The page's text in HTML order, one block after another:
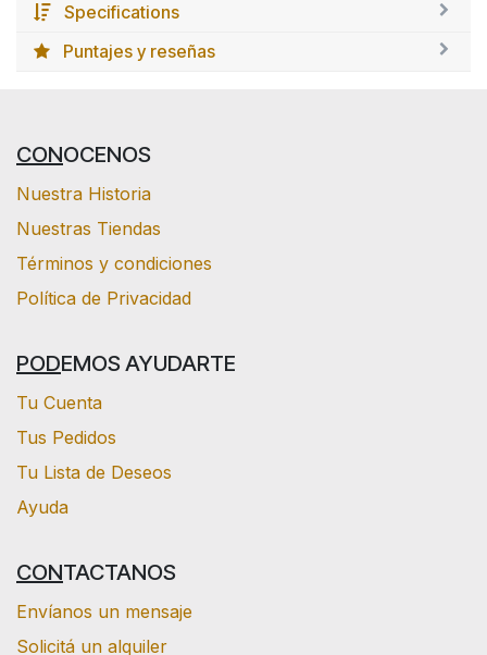
Specifications
Puntajes y reseñas
CONOCENOS
Nuestra Historia
Nuestras Tiendas
Términos y condiciones
Política de Privacidad
PODEMOS AYUDARTE
Tu Cuenta
Tus Pedidos
Tu Lista de Deseos
Ayuda
CONTACTANOS
Envíanos un mensaje
Solicitá un alquiler